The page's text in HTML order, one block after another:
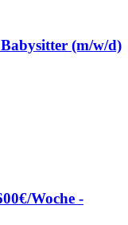
(m/w/d)
Woche -